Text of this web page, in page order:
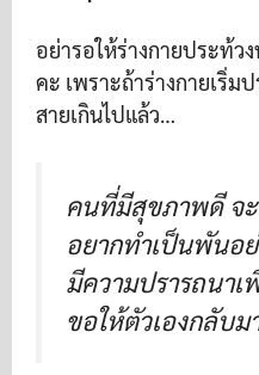
อย่ารอให้ร่างกายประท้ว
คะ เพราะถ้าร่างกายเริ่ม
สายเกินไปแล้ว…
คนที่มีสุขภาพดี จ
อยากทำเป็นพันอ
มีความปรารถนาเ
ขอให้ตัวเองกลับม